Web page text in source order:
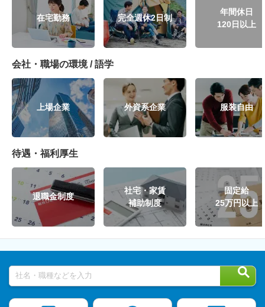
在宅勤務 完全週休2日制
年間休日
120日以上
会社・職場の環境 / 語学
上場企業 外資系企業 服装自由
待遇・福利厚生
退職金制度
社宅・家賃
補助制度
固定給
25万円以上
社名・職種などを入力